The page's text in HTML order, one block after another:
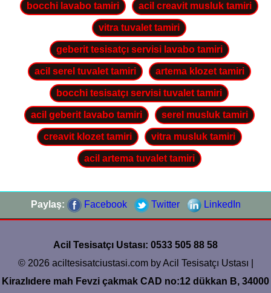
bocchi lavabo tamiri acil creavit musluk tamiri
vitra tuvalet tamiri
geberit tesisatçı servisi lavabo tamiri
acil serel tuvalet tamiri artema klozet tamiri
bocchi tesisatçı servisi tuvalet tamiri
acil geberit lavabo tamiri serel musluk tamiri
creavit klozet tamiri vitra musluk tamiri
acil artema tuvalet tamiri
Paylaş: Facebook Twitter LinkedIn
Acil Tesisatçı Ustası: 0533 505 88 58
© 2026 aciltesisatciustasi.com by Acil Tesisatçı Ustası |
Kirazlıdere mah Fevzi çakmak CAD no:12 dükkan B, 34000